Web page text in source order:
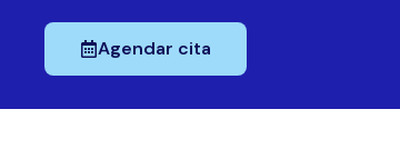
Agendar cita